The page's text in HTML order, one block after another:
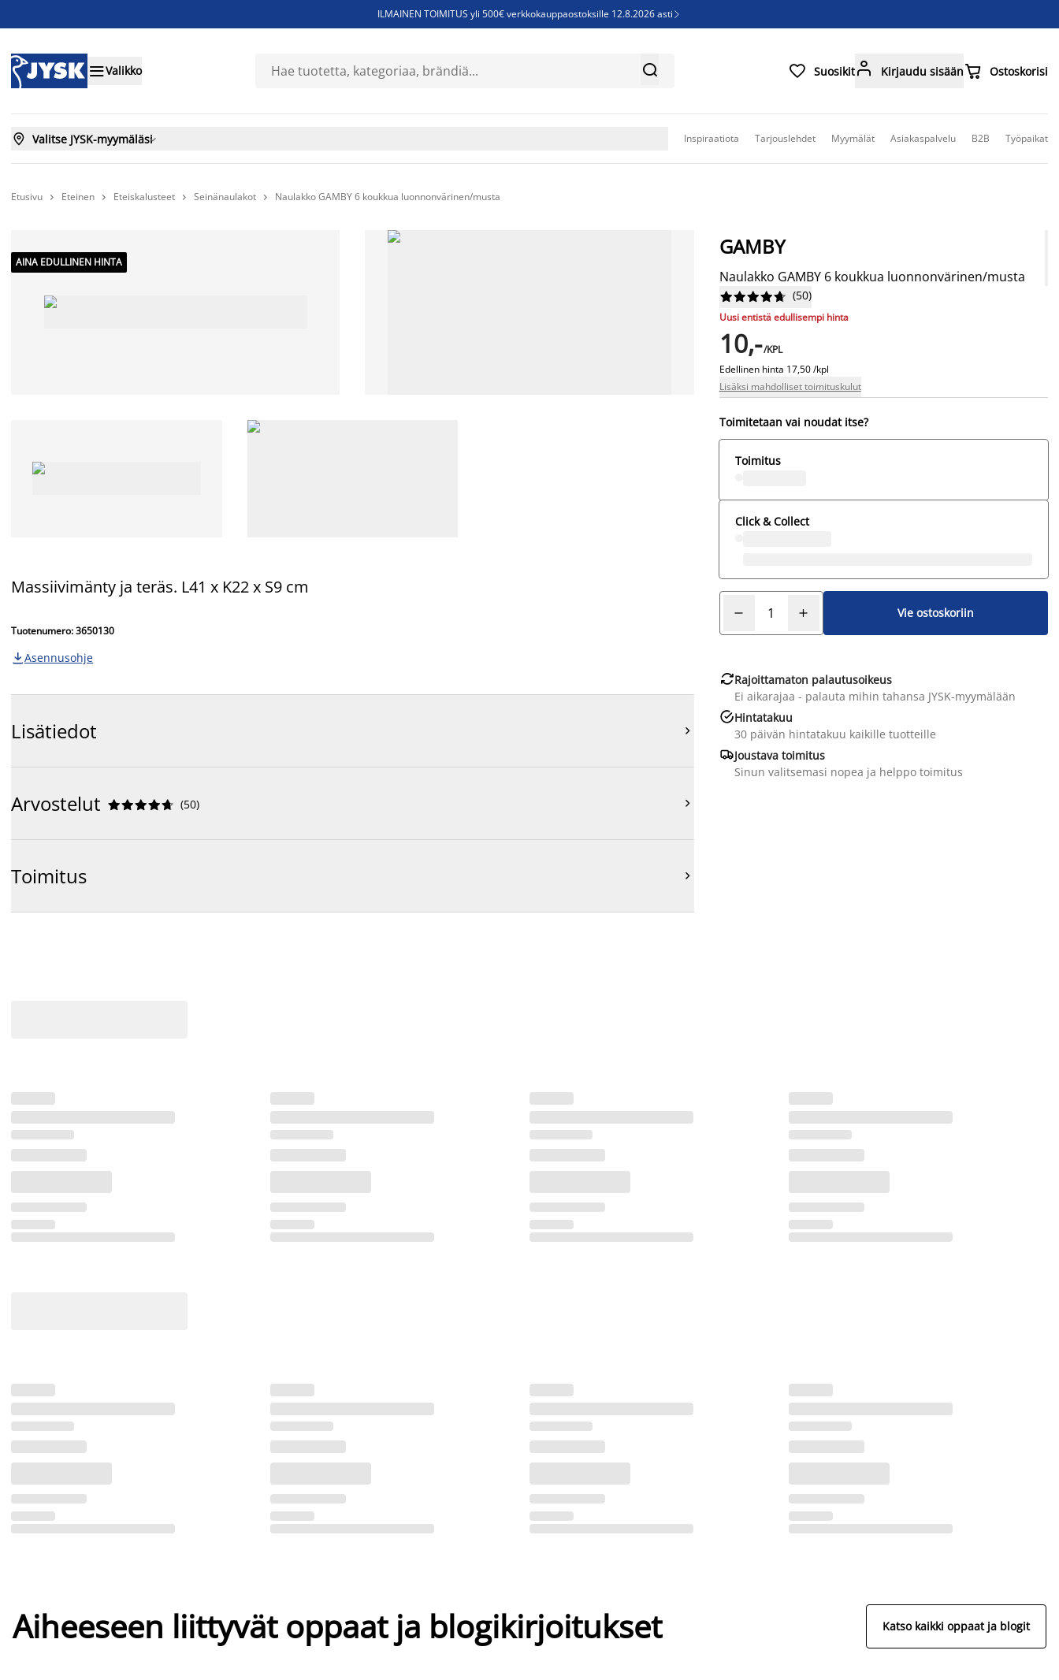
ILMAINEN TOIMITUS yli 500€ verkkokauppaostoksille 12.8.2026 asti 
Sijauspatjoja - Säästä jopa 60%
Valikko   Suosikit Kirjaudu sisään Ostoskorisi
 Valitse JYSK-myymäläsi Inspiraatiota Tarjouslehdet Myymälät Asiakaspalvelu B2B Työpaikat
Etusivu  Eteinen  Eteiskalusteet  Seinänaulakot  Naulakko GAMBY 6 koukkua luonnonvärinen/musta
AINA EDULLINEN HINTA
Massiivimänty ja teräs. L41 x K22 x S9 cm
Tuotenumero: 3650130
 Asennusohje
Lisätiedot 
Arvostelut 




 (50) 
Toimitus 
GAMBY
Naulakko GAMBY 6 koukkua luonnonvärinen/musta





 (50)
Uusi entistä edullisempi hinta
10,-/KPL
Edellinen hinta 17,50 /kpl
Lisäksi mahdolliset toimituskulut
Toimitetaan vai noudat itse?
Toimitus
Click & Collect
Vie ostoskoriin
Rajoittamaton palautusoikeus
Ei aikarajaa - palauta mihin tahansa JYSK-myymälään
Hintatakuu
30 päivän hintatakuu kaikille tuotteille
Joustava toimitus
Sinun valitsemasi nopea ja helppo toimitus
Aiheeseen liittyvät oppaat ja blogikirjoitukset Katso kaikki oppaat ja blogit